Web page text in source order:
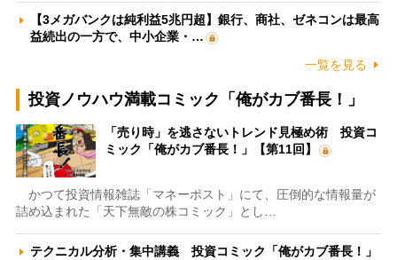
【3メガバンクは純利益5兆円超】銀行、商社、ゼネコンは最高
益続出の一方で、中小企業・…
一覧を見る
投資ノウハウ満載コミック「俺がカブ番長！」
「売り時」を逃さないトレンド見極め術 投資コ
ミック「俺がカブ番長！」【第11回】
かつて投資情報雑誌「マネーポスト」にて、圧倒的な情報量が
詰め込まれた「天下無敵の株コミック」とし…
テクニカル分析・集中講義 投資コミック「俺がカブ番長！」